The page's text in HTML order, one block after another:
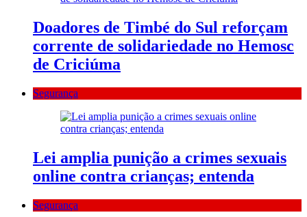
Doadores de Timbé do Sul reforçam
corrente de solidariedade no Hemosc
de Criciúma
Segurança
Lei amplia punição a crimes sexuais
online contra crianças; entenda
Segurança